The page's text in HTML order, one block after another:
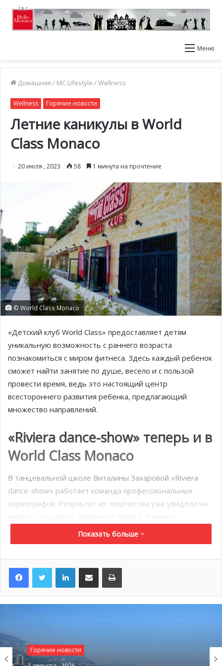
Меню
Домашняя / MC Lifestyle /Wellness
Wellness Горячие новости
Летние каникулы в World
Class Monaco
20 июля , 2023 58 1 минута на прочтение
© World Class Monaco
«Детский клуб World Class» предоставляет детям
уникальную возможность с раннего возраста
познакомиться с миром фитнеса. Здесь каждый ребенок
сможет найти занятие по душе, весело и с пользой
провести время, ведь это настоящий центр
всестороннего развития ребенка, предлагающий
множество направлений.
«Riviera dance-show» теперь и в
World Class Monaco
В танцевальной школе Виталины Захаровой «Riviera
dance-show» работает команда профессиональных
хореографов. Результат их творчества уже увидели на
развиваются сразу в нескольких танцевальных
направлениях, что делает их универсальными
Воспитанники «Riviera dance-show» изо дня в день
сцене настоящий профессионализм. А уж выступлений у
Присоединяйтесь к танцевальной семье «Riviera dance-
Показать больше
LinkedInПоделиться по электронной почте Распечатать
Горячие новости